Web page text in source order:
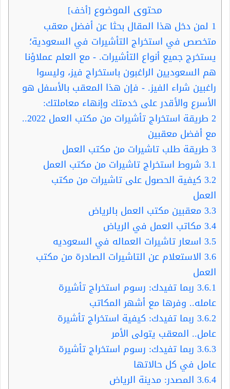
محتوى الموضوع [أخف]
1 لمن دخل هذا المقال بحثا عن أفضل معقب
متخصص في استخراج التأشيرات في السعودية؛
يستخرج جميع أنواع التأشيرات. - مع العلم عملاؤنا
هم السعوديين الراغبون باستخراج فيز، وليسوا
راغبين شراء الفيز. - فإن هذا المعقب بالأسفل هو
الأسرع والأقدر على خدمتك وإنهاء معاملتك:
2
طريقة استخراج تأشيرات من مكتب العمل 2022..
مع أفضل معقبين
3 طريقة طلب تاشيرات من مكتب العمل
3.1 شروط استخراج تاشيرات من مكتب العمل
3.2 كيفية الحصول على تاشيرات من مكتب
العمل
3.3معقبين مكتب العمل بالرياض
3.4مكاتب العمل في الرياض
3.5 اسعار تاشيرات العماله في السعوديه
3.6 الاستعلام عن التاشيرات الصادرة من مكتب
العمل
3.6.1 ربما تفيدك: رسوم استخراج تأشيرة
عامله.. وفرها مع أشهر المكاتب
3.6.2 ربما تفيدك: كيفية استخراج تأشيرة
عامل.. المعقب يتولى الأمر
3.6.3 ربما تفيدك: رسوم استخراج تأشيرة
عامل في كل حالاتها
3.6.4 المصدر: مدينة الرياض